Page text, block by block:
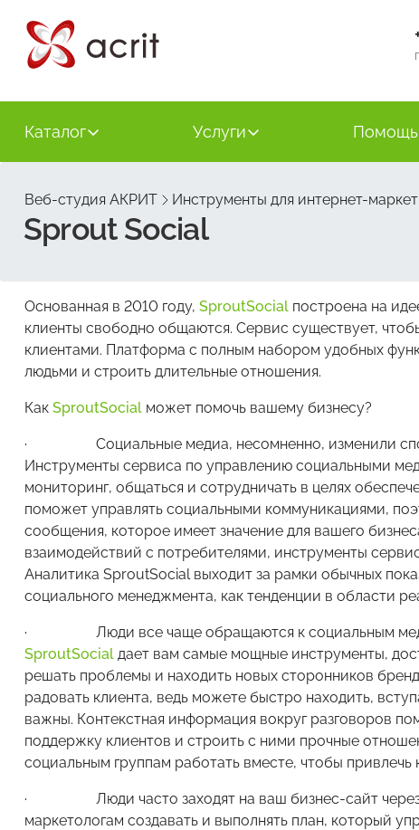
Каталог Услуги Помощь
Веб-студия АКРИТ Инструменты для интернет-
Sprout Social
Основанная в 2010 году, SproutSocial построена на
клиенты свободно общаются. Сервис существует,
клиентами. Платформа с полным набором удобных
людьми и строить длительные отношения.
Как SproutSocial может помочь вашему бизнесу?
· Социальные медиа, несомненно, изменили
Инструменты сервиса по управлению социальными
мониторинг, общаться и сотрудничать в целях
поможет управлять социальными коммуникациями,
сообщения, которое имеет значение для вашего
взаимодействий с потребителями, инструменты
Аналитика SproutSocial выходит за рамки обычных
социального менеджмента, как тенденции в области
· Люди все чаще обращаются к социальным
SproutSocial дает вам самые мощные инструменты,
решать проблемы и находить новых сторонников
радовать клиента, ведь можете быстро находить,
важны. Контекстная информация вокруг разговоров
поддержку клиентов и строить с ними прочные
социальным группам работать вместе, чтобы привлечь
· Люди часто заходят на ваш бизнес-сайт через
маркетологам создавать и выполнять план, который